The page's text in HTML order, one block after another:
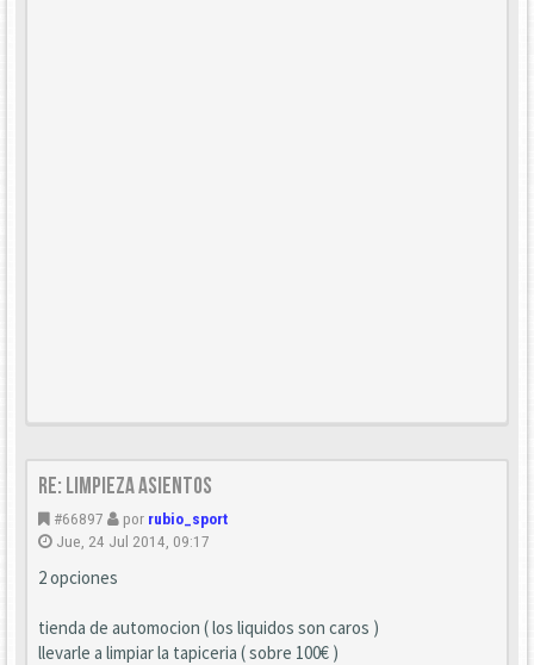
Re: Limpieza asientos
#66897 por rubio_sport
Jue, 24 Jul 2014, 09:17
2 opciones
tienda de automocion ( los liquidos son caros )
llevarle a limpiar la tapiceria ( sobre 100€ )